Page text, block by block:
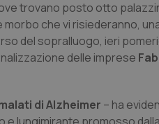
trovano posto otto
che vi risiederanno,
del sopralluogo, ieri
delle imprese
di Alzheimer – ha